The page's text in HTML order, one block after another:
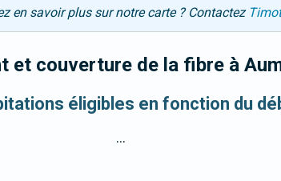
en savoir plus sur notre carte ? Contactez
et couverture de la fibre à
éligibles en fonction du
...